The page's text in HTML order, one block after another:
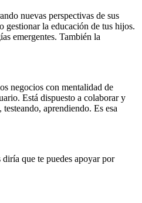
nuevas perspectivas de sus
gestionar la educación de tus hijos.
emergentes. También la
negocios con mentalidad de
Está dispuesto a colaborar y
aprendiendo. Es esa
que te puedes apoyar por